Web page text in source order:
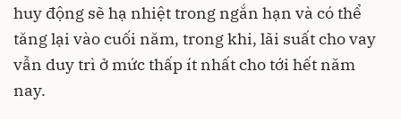
huy động sẽ hạ nhiệt trong ngắn hạn và có thể
tăng lại vào cuối năm, trong khi, lãi suất cho vay
vẫn duy trì ở mức thấp ít nhất cho tới hết năm
nay.